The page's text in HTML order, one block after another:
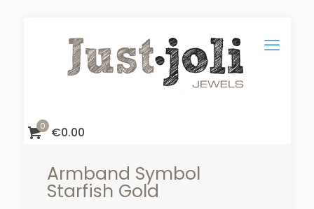
0 €0.00
Armband Symbol
Starfish Gold